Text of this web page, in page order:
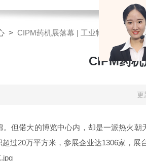
> CIPM药机展落幕 | 工业物理带您“云回
CIPM药
但偌大的博览中心内，却是一派热火
过20万平方米，参展企业达1306家，展